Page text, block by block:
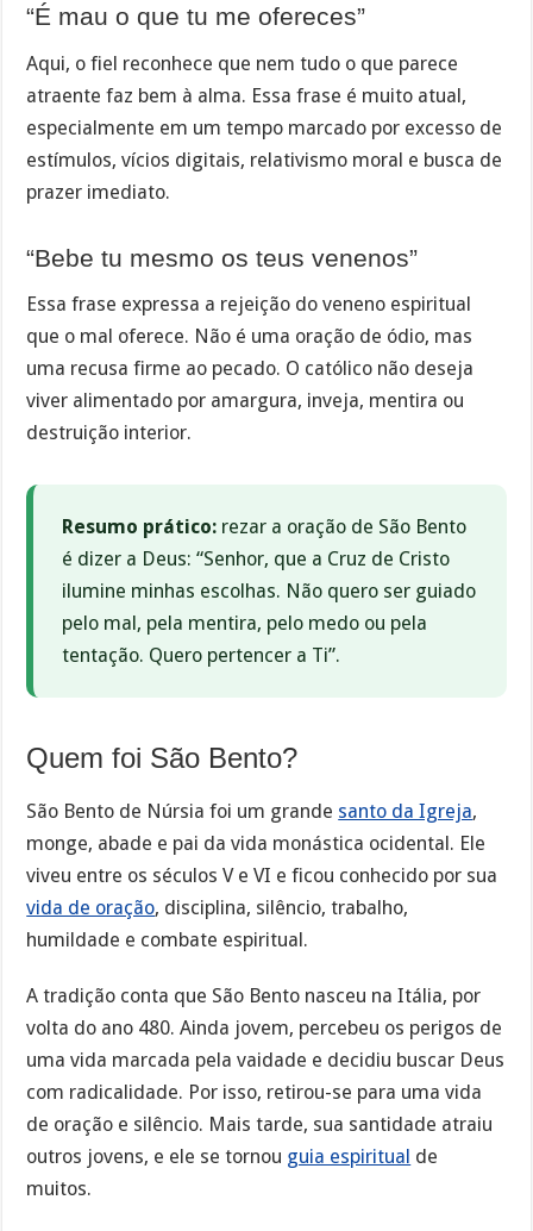
“É mau o que tu me ofereces”
Aqui, o fiel reconhece que nem tudo o que parece
atraente faz bem à alma. Essa frase é muito atual,
especialmente em um tempo marcado por excesso de
estímulos, vícios digitais, relativismo moral e busca de
prazer imediato.
“Bebe tu mesmo os teus venenos”
Essa frase expressa a rejeição do veneno espiritual
que o mal oferece. Não é uma oração de ódio, mas
uma recusa firme ao pecado. O católico não deseja
viver alimentado por amargura, inveja, mentira ou
destruição interior.
Resumo prático: rezar a oração de São Bento
é dizer a Deus: “Senhor, que a Cruz de Cristo
ilumine minhas escolhas. Não quero ser guiado
pelo mal, pela mentira, pelo medo ou pela
tentação. Quero pertencer a Ti”.
Quem foi São Bento?
São Bento de Núrsia foi um grande santo da Igreja,
monge, abade e pai da vida monástica ocidental. Ele
viveu entre os séculos V e VI e ficou conhecido por sua
vida de oração, disciplina, silêncio, trabalho,
humildade e combate espiritual.
A tradição conta que São Bento nasceu na Itália, por
volta do ano 480. Ainda jovem, percebeu os perigos de
uma vida marcada pela vaidade e decidiu buscar Deus
com radicalidade. Por isso, retirou-se para uma vida
de oração e silêncio. Mais tarde, sua santidade atraiu
outros jovens, e ele se tornou guia espiritual de
muitos.